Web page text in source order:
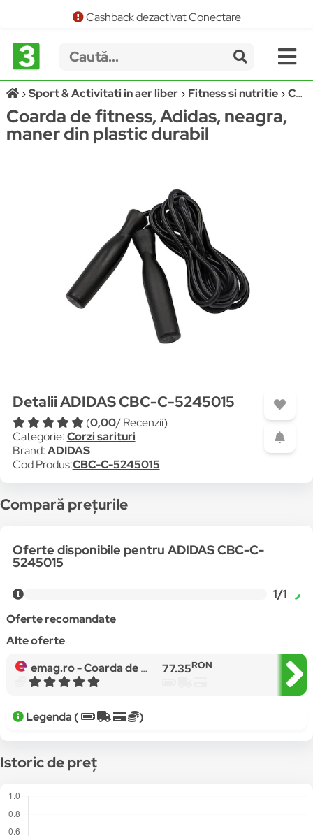
Cashback dezactivatConectare
Sport & Activitati in aer liber Fitness si nutritie Corzi sarituri
Coarda de fitness, Adidas, neagra,
maner din plastic durabil
Detalii ADIDAS CBC-C-5245015
(0,00/ Recenzii)
Categorie:Corzi sarituri
Brand:ADIDAS
Cod Produs:CBC-C-5245015
Compară prețurile
Oferte disponibile pentru ADIDAS CBC-C-
5245015
1/1
Oferte recomandate
Alte oferte
emag.ro -Coarda de fitness, Adidas, neagra, maner din plastic durabil 77.35RON
Legenda ( )
Istoric de preț